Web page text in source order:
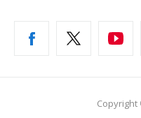
Copyright